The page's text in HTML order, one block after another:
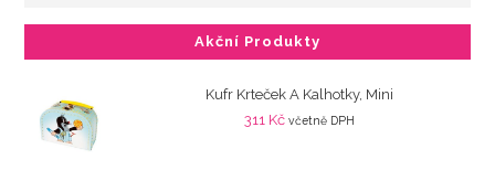
Akční Produkty
Kufr Krteček A Kalhotky, Mini
311 Kč včetně DPH